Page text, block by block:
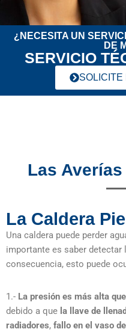
¿NECESITA UN
DE
SERVICIO
SOLICITE
Las
La Caldera
Una caldera puede perder
importante es saber detectar
consecuencia, esto puede
1.- La presión es más alta
debido a que la llave de
radiadores, fallo en el vaso